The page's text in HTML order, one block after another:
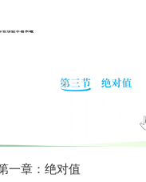
一章：绝对值